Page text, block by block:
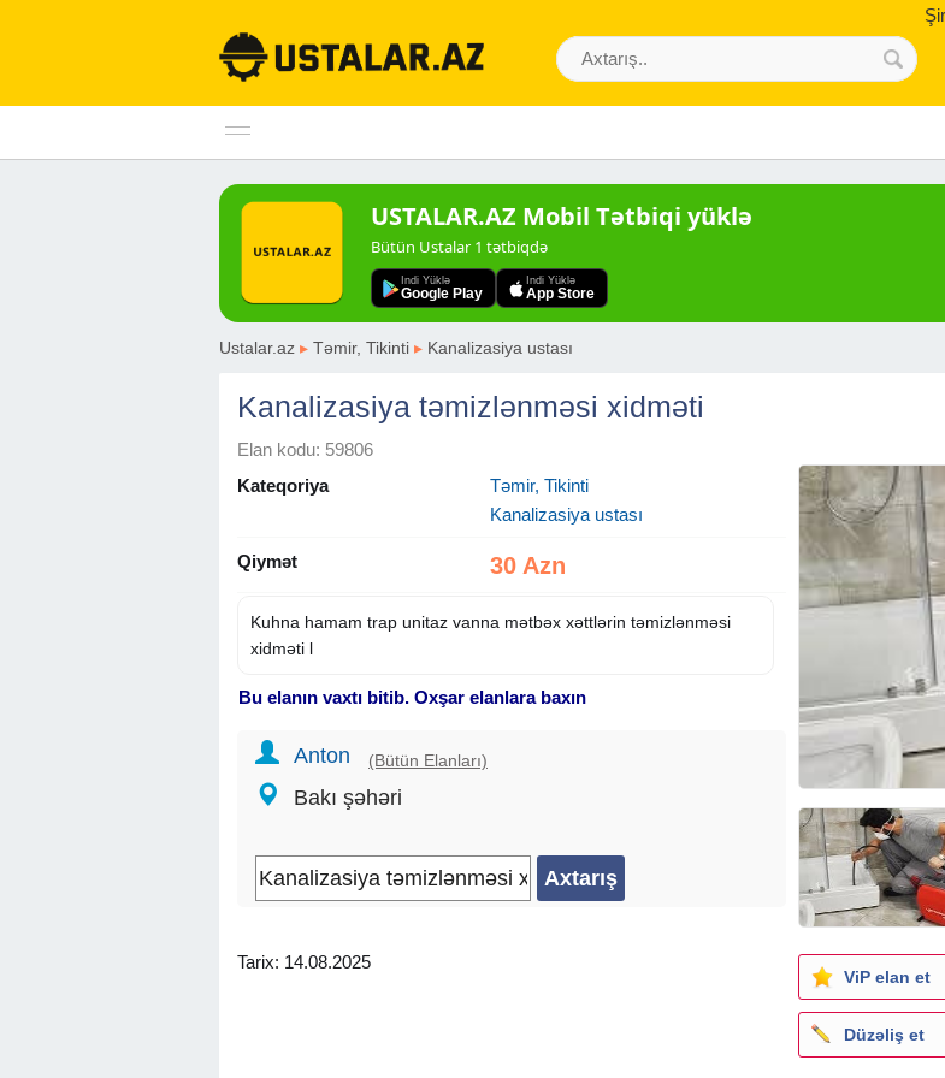
USTALAR.AZ Mobil Tətbiqi yüklə
Bütün Ustalar 1 tətbiqdə
Indi Yüklə
Google Play
Indi Yüklə
App Store
Ustalar.az ▸ Təmir, Tikinti ▸ Kanalizasiya ustası
Kanalizasiya təmizlənməsi xidməti
Elan kodu: 59806
Kateqoriya
Təmir, Tikinti
Kanalizasiya ustası
Qiymət 30 Azn
Kuhna hamam trap unitaz vanna mətbəx xəttlərin təmizlənməsi
xidməti l
Bu elanın vaxtı bitib. Oxşar elanlara baxın
Anton (Bütün Elanları)
Bakı şəhəri
Tarix: 14.08.2025
ViP elan et
Düzəliş et